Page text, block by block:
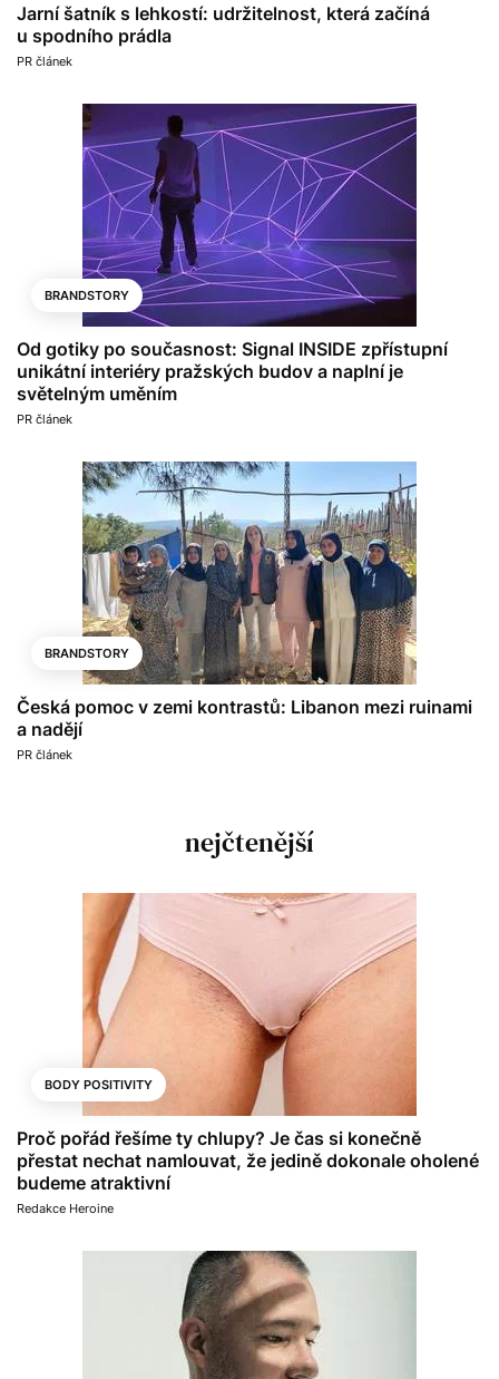
Jarní šatník s lehkostí: udržitelnost, která začíná
u spodního prádla
PR článek
BRANDSTORY
Od gotiky po současnost: Signal INSIDE zpřístupní
unikátní interiéry pražských budov a naplní je
světelným uměním
PR článek
BRANDSTORY
Česká pomoc v zemi kontrastů: Libanon mezi ruinami
a nadějí
PR článek
nejčtenější
BODY POSITIVITY
Proč pořád řešíme ty chlupy? Je čas si konečně
přestat nechat namlouvat, že jedině dokonale oholené
budeme atraktivní
Redakce Heroine